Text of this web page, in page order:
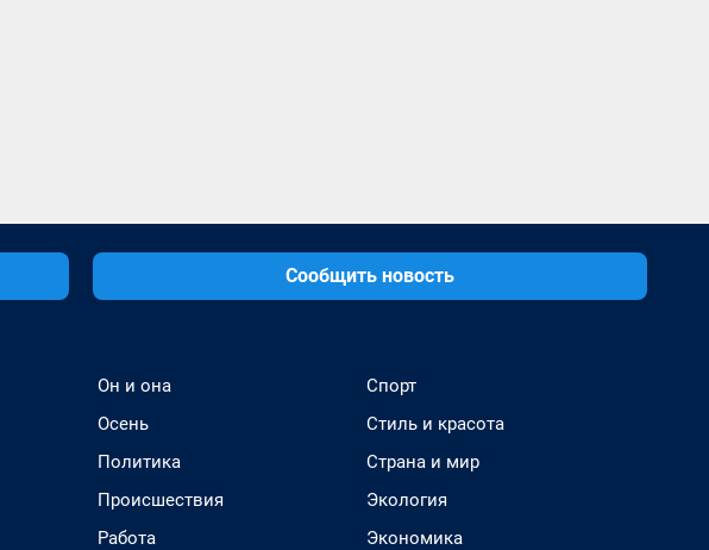
Сообщить новость
Он и она
Осень
Политика
Происшествия
Работа
Спорт
Стиль и красота
Страна и мир
Экология
Экономика